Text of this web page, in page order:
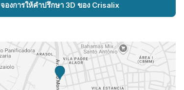
จองการให้คำปรึกษา 3D ของ Crisalix